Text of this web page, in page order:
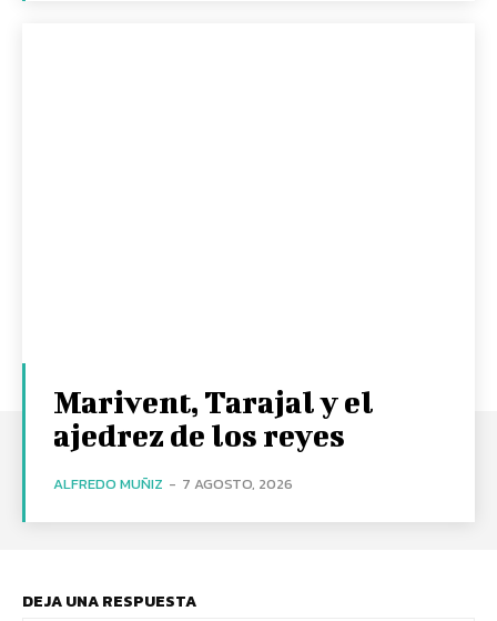
Marivent, Tarajal y el
ajedrez de los reyes
ALFREDO MUÑIZ - 7 AGOSTO, 2026
DEJA UNA RESPUESTA